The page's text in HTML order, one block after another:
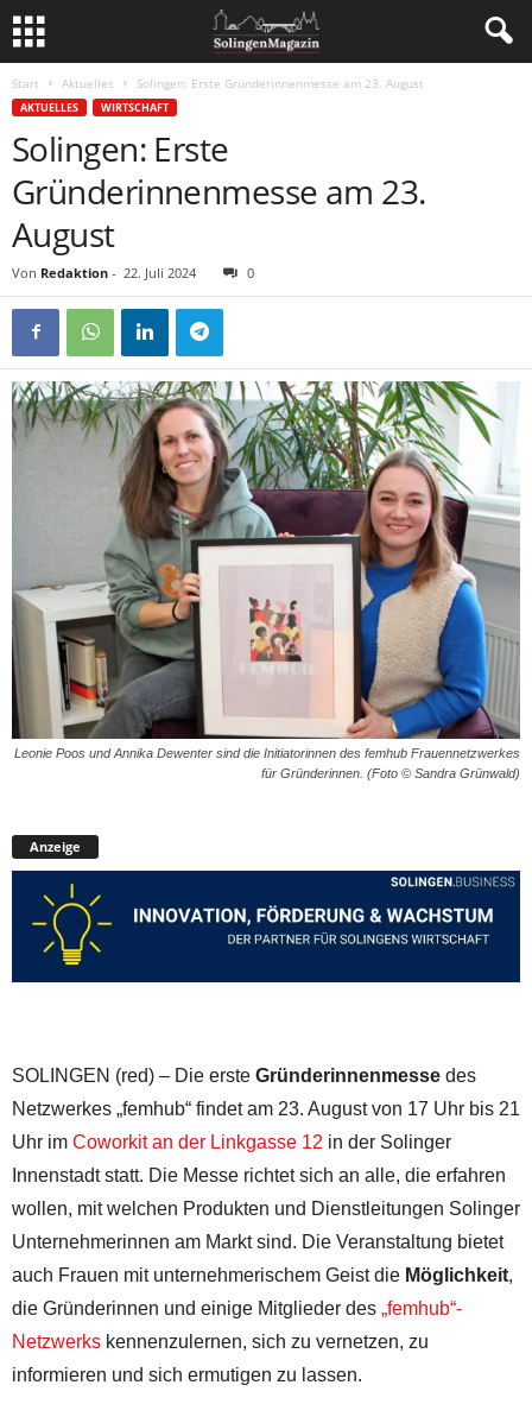
Start Aktuelles Solingen: Erste Gründerinnenmesse am 23. August
AKTUELLES WIRTSCHAFT
Solingen: Erste
Gründerinnenmesse am 23.
August
Von Redaktion - 22. Juli 2024 0
Leonie Poos und Annika Dewenter sind die Initiatorinnen des femhub Frauennetzwerkes
für Gründerinnen. (Foto © Sandra Grünwald)
Anzeige
SOLINGEN (red) – Die erste Gründerinnenmesse des
Netzwerkes „femhub“ findet am 23. August von 17 Uhr bis 21
Uhr im Coworkit an der Linkgasse 12 in der Solinger
Innenstadt statt. Die Messe richtet sich an alle, die erfahren
wollen, mit welchen Produkten und Dienstleitungen Solinger
Unternehmerinnen am Markt sind. Die Veranstaltung bietet
auch Frauen mit unternehmerischem Geist die Möglichkeit,
die Gründerinnen und einige Mitglieder des „femhub“-
Netzwerks kennenzulernen, sich zu vernetzen, zu
informieren und sich ermutigen zu lassen.